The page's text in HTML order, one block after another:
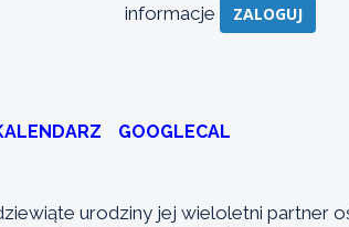
informacje
ZALOGUJ
GOOGLECAL
urodziny jej wieloletni partner